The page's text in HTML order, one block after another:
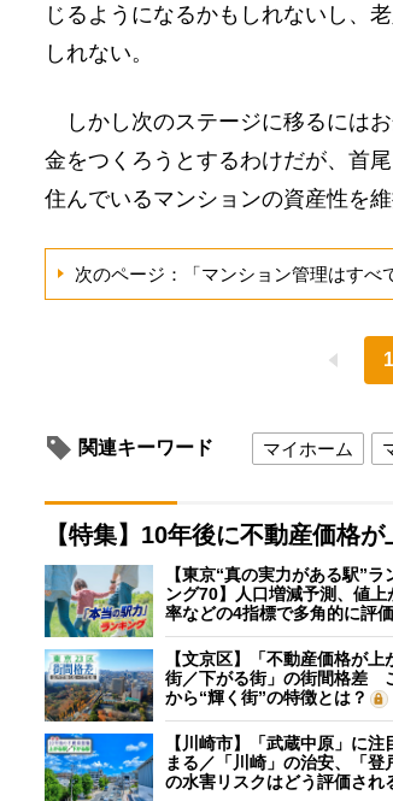
じるようになるかもしれないし、
しれない。
しかし次のステージに移るには
金をつくろうとするわけだが、首
住んでいるマンションの資産性を
次のページ：「マンション管理はすべ
1
関連キーワード マイホーム
【特集】10年後に不動産価格
【東京“真の実力がある駅”ラ
ング70】人口増減予測、値上
率などの4指標で多角的に評価
【文京区】「不動産価格が上
街／下がる街」の街間格差
から“輝く街”の特徴とは？
【川崎市】「武蔵中原」に注
まる／「川崎」の治安、「登
の水害リスクはどう評価され